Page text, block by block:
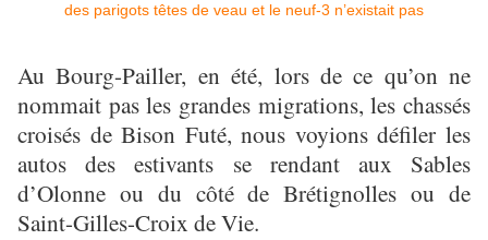
Au Bourg-Pailler, en été, lors de ce qu’on ne
nommait pas les grandes migrations, les chassés
croisés de Bison Futé, nous voyions défiler les
autos des estivants se rendant aux Sables
d’Olonne ou du côté de Brétignolles ou de
Saint-Gilles-Croix de Vie.